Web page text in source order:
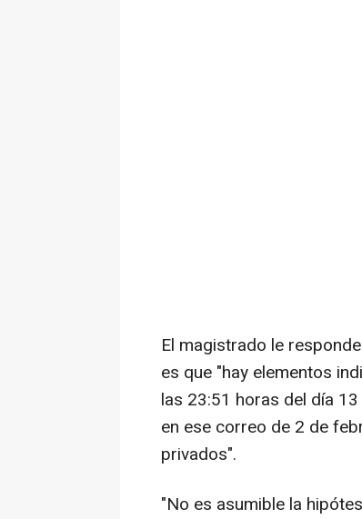
El magistrado le
es que "hay elementos
las 23:51 horas del día
en ese correo de 2 de
privados".
"No es asumible la